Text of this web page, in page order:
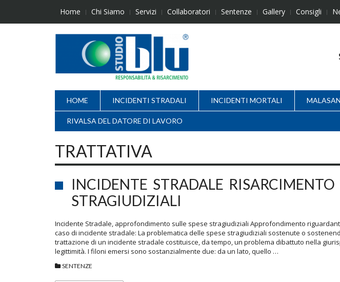
content
Home Chi Siamo Servizi Collaboratori Sentenze Gallery Consigli
HOME INCIDENTI STRADALI INCIDENTI MORTALI
RIVALSA DEL DATORE DI LAVORO
TRATTATIVA
INCIDENTE STRADALE RISARCIMENTO
STRAGIUDIZIALI
Incidente Stradale, approfondimento sulle spese stragiudiziali Approfondimento
caso di incidente stradale: La problematica delle spese stragiudiziali sostenute o
trattazione di un incidente stradale costituisce, da tempo, un problema dibattuto nella
legittimità. I filoni emersi sono sostanzialmente due: da un lato, quello …
SENTENZE